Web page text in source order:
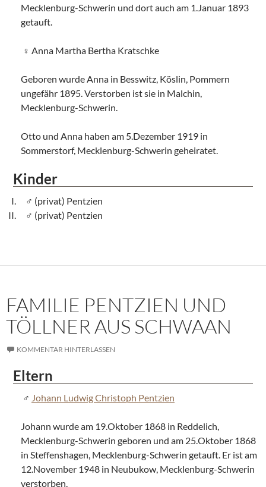
Mecklenburg-Schwerin und dort auch am 1.Januar 1893
getauft.
Anna Martha Bertha Kratschke
Geboren wurde Anna in Besswitz, Köslin, Pommern
ungefähr 1895. Verstorben ist sie in Malchin,
Mecklenburg-Schwerin.
Otto und Anna haben am 5.Dezember 1919 in
Sommerstorf, Mecklenburg-Schwerin geheiratet.
Kinder
(privat) Pentzien
(privat) Pentzien
FAMILIE PENTZIEN UND
TÖLLNER AUS SCHWAAN
KOMMENTAR HINTERLASSEN
Eltern
Johann Ludwig Christoph Pentzien
Johann wurde am 19.Oktober 1868 in Reddelich,
Mecklenburg-Schwerin geboren und am 25.Oktober 1868
in Steffenshagen, Mecklenburg-Schwerin getauft. Er ist am
12.November 1948 in Neubukow, Mecklenburg-Schwerin
verstorben.